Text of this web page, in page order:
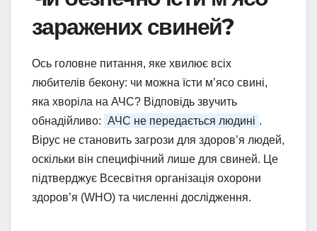
заражених свиней?
Ось головне питання, яке хвилює всіх
любителів бекону: чи можна їсти м’ясо свині,
яка хворіла на АЧС? Відповідь звучить
обнадійливо: АЧС не передається людині .
Вірус не становить загрози для здоров’я людей,
оскільки він специфічний лише для свиней. Це
підтверджує Всесвітня організація охорони
здоров’я (WHO) та численні дослідження.